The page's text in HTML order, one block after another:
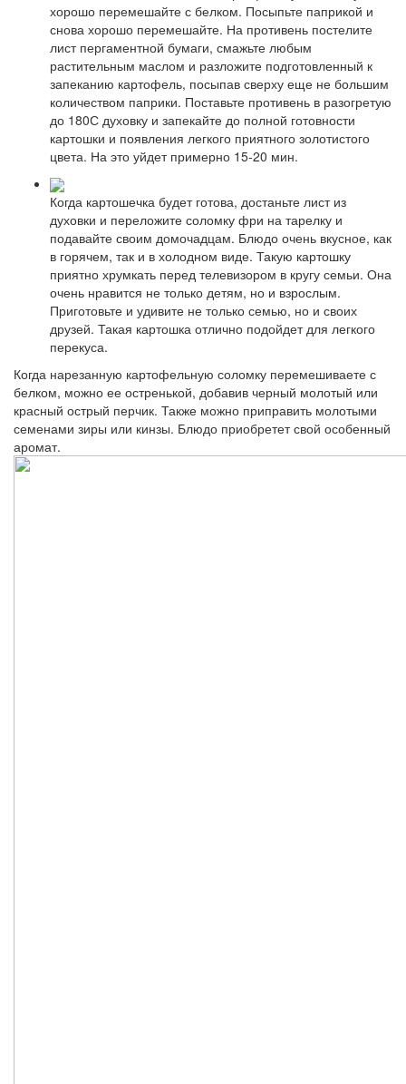
хорошо перемешайте с белком. Посыпьте паприкой и
снова хорошо перемешайте. На противень постелите
лист пергаментной бумаги, смажьте любым
растительным маслом и разложите подготовленный к
запеканию картофель, посыпав сверху еще не большим
количеством паприки. Поставьте противень в разогретую
до 180С духовку и запекайте до полной готовности
картошки и появления легкого приятного золотистого
цвета. На это уйдет примерно 15-20 мин.
Когда картошечка будет готова, достаньте лист из
духовки и переложите соломку фри на тарелку и
подавайте своим домочадцам. Блюдо очень вкусное, как
в горячем, так и в холодном виде. Такую картошку
приятно хрумкать перед телевизором в кругу семьи. Она
очень нравится не только детям, но и взрослым.
Приготовьте и удивите не только семью, но и своих
друзей. Такая картошка отлично подойдет для легкого
перекуса.
Когда нарезанную картофельную соломку перемешиваете с
белком, можно ее остренькой, добавив черный молотый или
красный острый перчик. Также можно приправить молотыми
семенами зиры или кинзы. Блюдо приобретет свой особенный
аромат.